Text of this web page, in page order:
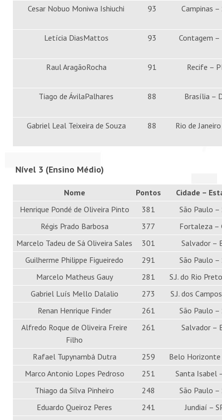
Cesar Nobuo Moniwa Ishiuchi 93 Campinas –
Letícia DiasMattos 93 Contagem –
Raul AragãoRocha 91 Recife –
Tiago de ÁvilaPalhares 88 Brasília –
Gabriel Leal Teixeira de Souza 88 Rio de
Nível 3 (Ensino Médio)
Nome Pontos
Cidade –
Henrique Pondé de Oliveira Pinto
381
São Paulo –
Régis Prado Barbosa
377
Fortaleza –
Marcelo Tadeu de Sá Oliveira Sales
301
Salvador –
Guilherme Philippe Figueiredo
291
São Paulo –
Marcelo Matheus Gauy
281
S.J. do Rio
Gabriel Luís Mello Dalalio
273
S.J. dos
Renan Henrique Finder
261
São Paulo –
Alfredo Roque de Oliveira Freire
Filho
261 Salvador –
Rafael Tupynambá Dutra 259
Belo Horizonte
Marco Antonio Lopes Pedroso
251
Santa Isabel
Thiago da Silva Pinheiro
248
São Paulo –
Eduardo Queiroz Peres
241
Jundiaí –